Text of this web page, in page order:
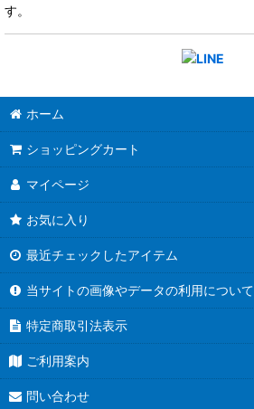
す。
ホーム
ショッピングカート
マイページ
お気に入り
最近チェックしたアイテム
当サイトの画像やデータの利用について
特定商取引法表示
ご利用案内
問い合わせ